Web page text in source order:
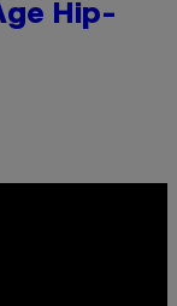
Hip-